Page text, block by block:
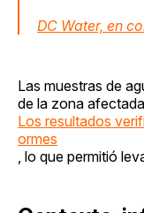
DC Water, en
Las muestras de
de la zona
Los resultados
ormes
, lo que permitió